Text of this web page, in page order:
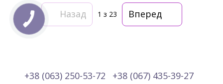
Назад 1 з 23 Вперед
+38 (063) 250-53-72
+38 (067) 435-39-27